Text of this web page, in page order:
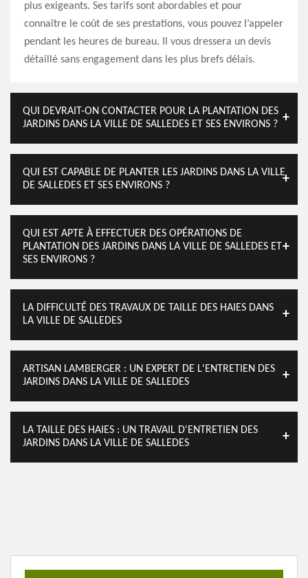
plus exigeants. Ses tarifs sont abordables et pour
connaître le coût de ses prestations, vous pouvez l’appeler
pendant les heures de bureau. Il vous dressera un devis
détaillé sans engagement dans les plus brefs délais.
QUI DEVRAIT-ON CONTACTER POUR LA PLANTATION DES
JARDINS DANS LA VILLE DE SALLEDES ET SES ENVIRONS ?
QUI EST CAPABLE DE PLANTER LES JARDINS DANS LA VILLE
DE SALLEDES ET SES ENVIRONS ?
QUI EST APTE À EFFECTUER DES OPÉRATIONS DE
PLANTATION DES JARDINS DANS LA VILLE DE SALLEDES ET
SES ENVIRONS ?
LA DIFFICULTÉ DES TRAVAUX DE TAILLE DES HAIES DANS
LA VILLE DE SALLEDES
ARTISAN LAMBERGER : UN EXPERT DE L'ENTRETIEN DES
JARDINS DANS LA VILLE DE SALLEDES
LA TAILLE DES HAIES : UN TRAVAIL D'ENTRETIEN DES
JARDINS DANS LA VILLE DE SALLEDES